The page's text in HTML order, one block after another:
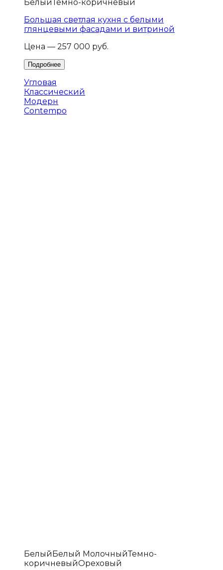
Белый Темно-коричневый
Большая светлая кухня с белыми
глянцевыми фасадами и витриной
Цена — 257 000 руб.
Угловая
Классический
Модерн
Contempo
БелыйБелый МолочныйТемно-
коричневыйОреховый